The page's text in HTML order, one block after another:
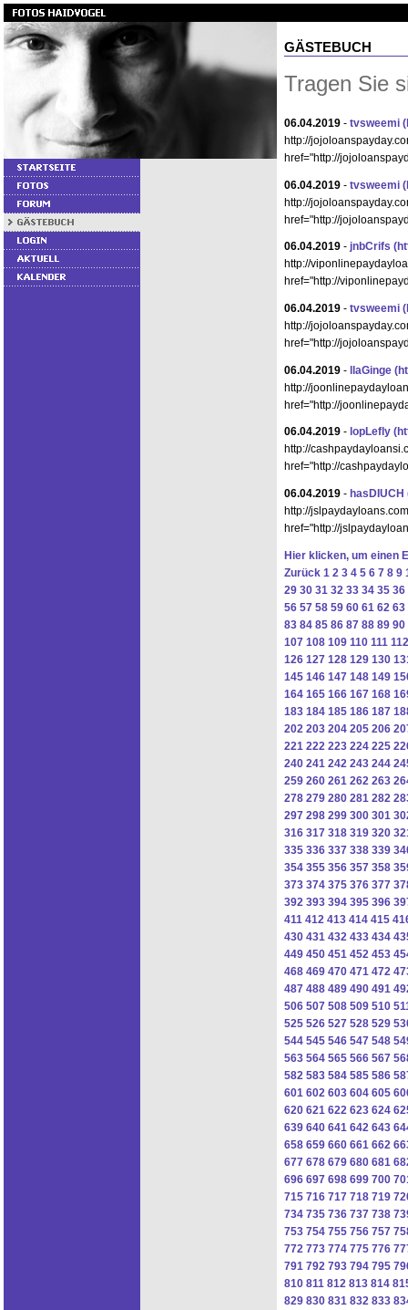
GÄSTEBUCH
Tragen Sie
06.04.2019 - tvsweemi
http://
href="http://
06.04.2019 - tvsweemi
http://
href="http://
06.04.2019 - jnbCrifs
http://
href="http://
06.04.2019 - tvsweemi
http://
href="http://
06.04.2019 - llaGinge
http://
href="http://
06.04.2019 - lopLefly
http://
href="http://
06.04.2019 - hasDIUCH
http://
href="http://
Hier klicken, um einen
Zurück 1 2 3 4 5 6 7 8 9
29 30 31 32 33 34 35 36
56 57 58 59 60 61 62 63
83 84 85 86 87 88 89 90
107 108 109 110 111 112
126 127 128 129 130
145 146 147 148 149
164 165 166 167 168
183 184 185 186 187
202 203 204 205 206
221 222 223 224 225
240 241 242 243 244
259 260 261 262 263
278 279 280 281 282
297 298 299 300 301
316 317 318 319 320
335 336 337 338 339
354 355 356 357 358
373 374 375 376 377
392 393 394 395 396
411 412 413 414 415
430 431 432 433 434
449 450 451 452 453
468 469 470 471 472
487 488 489 490 491
506 507 508 509 510
525 526 527 528 529
544 545 546 547 548
563 564 565 566 567
582 583 584 585 586
601 602 603 604 605
620 621 622 623 624
639 640 641 642 643
658 659 660 661 662
677 678 679 680 681
696 697 698 699 700
715 716 717 718 719
734 735 736 737 738
753 754 755 756 757
772 773 774 775 776
791 792 793 794 795
810 811 812 813 814
829 830 831 832 833